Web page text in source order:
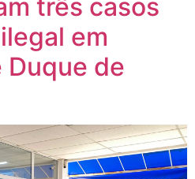
três casos
em
Duque de